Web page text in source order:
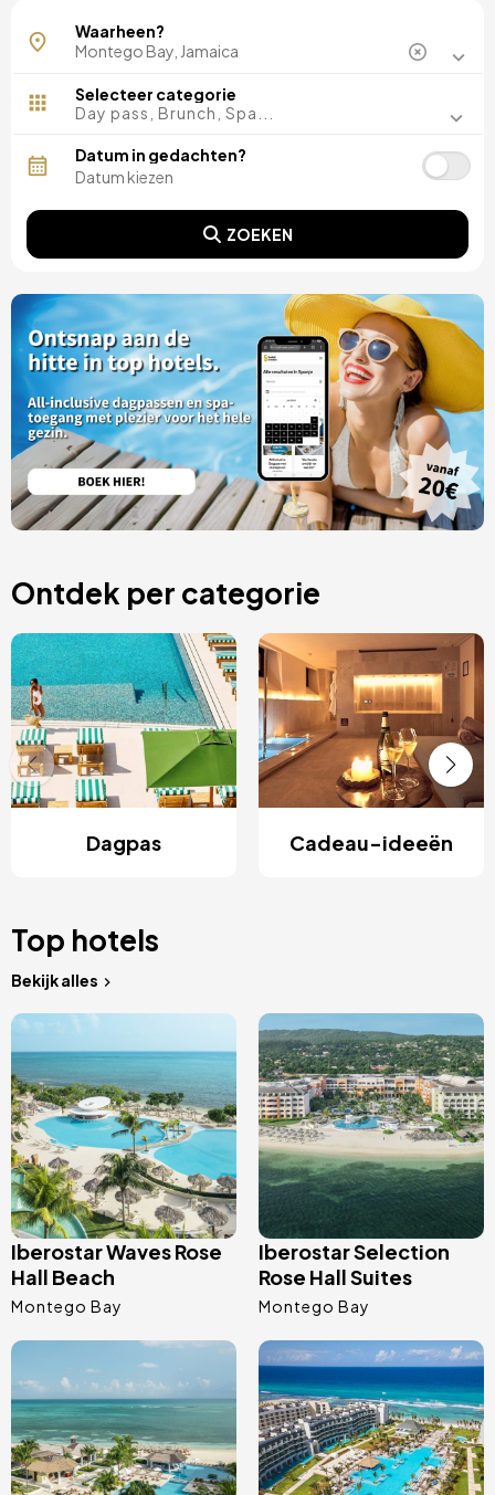
Waarheen?
Selecteer categorie
Day pass, Brunch, Spa...
Datum in gedachten?
ZOEKEN
Ontdek per categorie
Dagpas Cadeau-ideeën
Top hotels
Bekijk alles
Afbeelding
Iberostar Waves Rose
Hall Beach
Montego Bay
Afbeelding
Iberostar Selection
Rose Hall Suites
Montego Bay
Afbeelding Afbeelding